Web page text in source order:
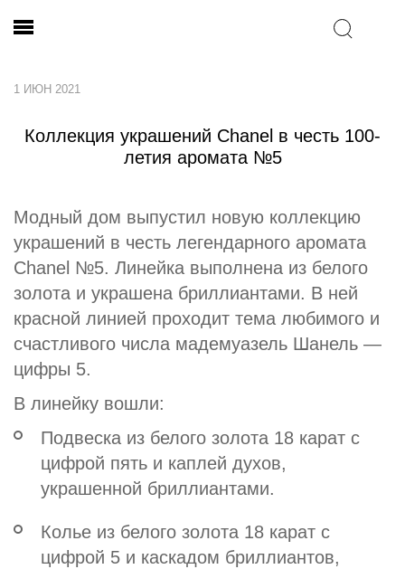
1 ИЮН 2021
Коллекция украшений Chanel в честь 100-
летия аромата №5
Модный дом выпустил новую коллекцию
украшений в честь легендарного аромата
Chanel №5. Линейка выполнена из белого
золота и украшена бриллиантами. В ней
красной линией проходит тема любимого и
счастливого числа мадемуазель Шанель —
цифры 5.
В линейку вошли:
Подвеска из белого золота 18 карат с
цифрой пять и каплей духов,
украшенной бриллиантами.
Колье из белого золота 18 карат с
цифрой 5 и каскадом бриллиантов,